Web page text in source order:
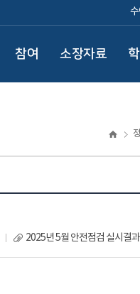
참여 소장자료
2025년 5월 안전점검 실시결